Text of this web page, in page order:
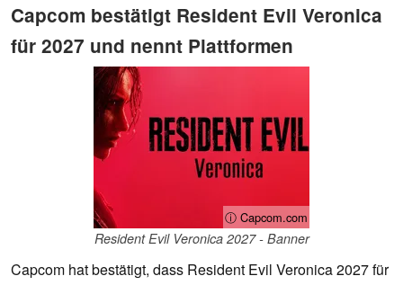
Capcom bestätigt Resident Evil Veronica
für 2027 und nennt Plattformen
ⓘ Capcom.com
Resident Evil Veronica 2027 - Banner
Capcom hat bestätigt, dass Resident Evil Veronica 2027 für